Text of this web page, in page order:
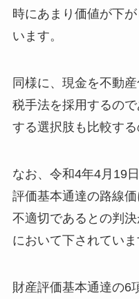
時にあまり価値が下
います。
同様に、現金を不動
税手法を採用するの
する選択肢も比較する
なお、令和4年4月19
評価基本通達の路線
不適切であるとの判
において下されていま
財産評価基本通達の6